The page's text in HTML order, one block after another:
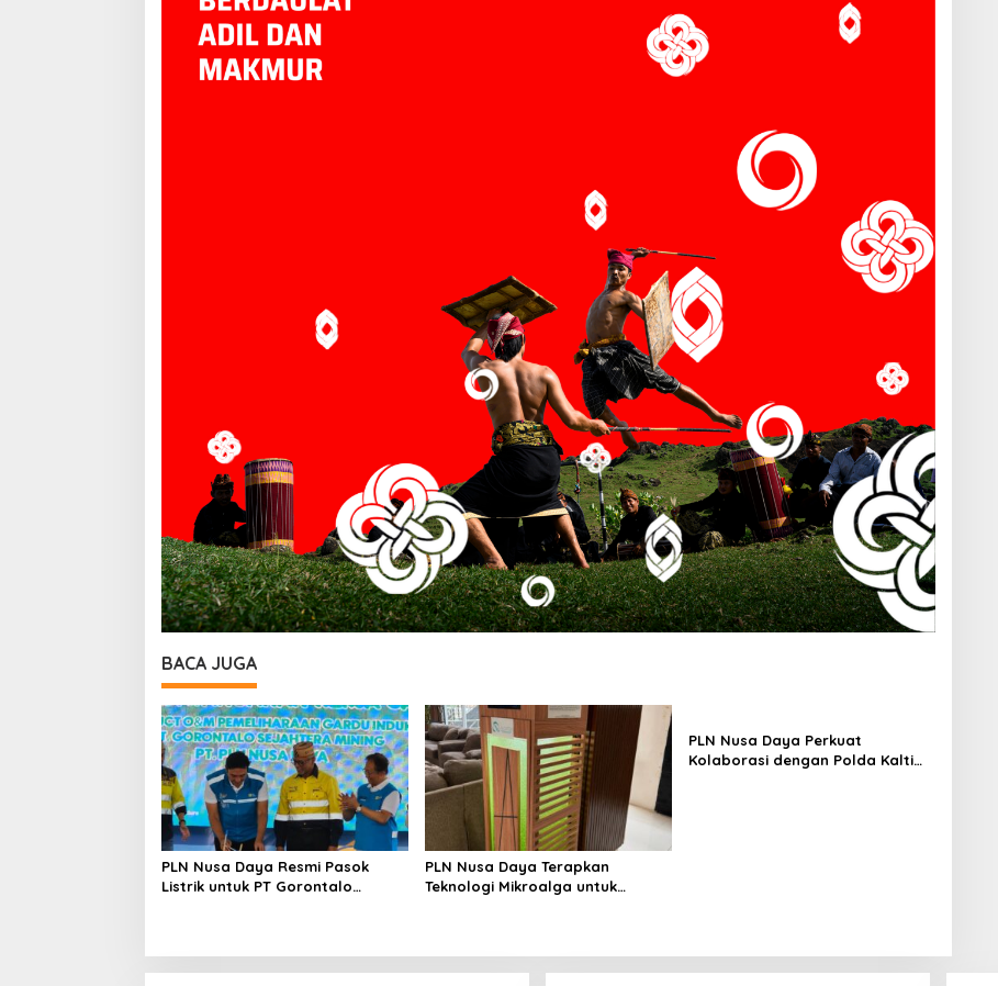
BACA JUGA
PLN Nusa Daya Resmi Pasok
Listrik untuk PT Gorontalo
PLN Nusa Daya Terapkan
Teknologi Mikroalga untuk
PLN Nusa Daya Perkuat
Kolaborasi dengan Polda Kaltim